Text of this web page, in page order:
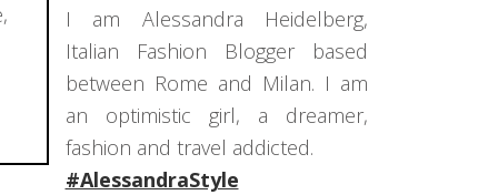
I am Alessandra Heidelberg,
Italian Fashion Blogger based
between Rome and Milan. I am
an optimistic girl, a dreamer,
fashion and travel addicted.
#AlessandraStyle